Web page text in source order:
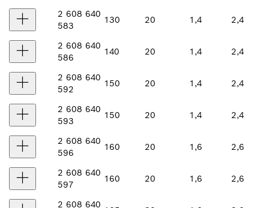
2 608 640
583
130 20 1,4 2,4
2 608 640
586
140 20 1,4 2,4
2 608 640
592
150 20 1,4 2,4
2 608 640
593
150 20 1,4 2,4
2 608 640
596
160 20 1,6 2,6
2 608 640
597
160 20 1,6 2,6
2 608 640